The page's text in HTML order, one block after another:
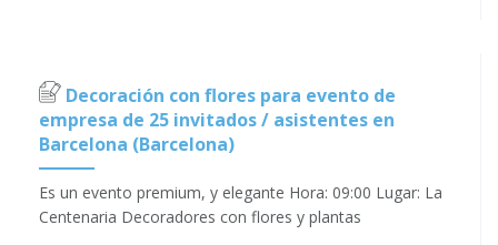
Decoración con flores para evento de
empresa de 25 invitados / asistentes en
Barcelona (Barcelona)
Es un evento premium, y elegante Hora: 09:00 Lugar: La
Centenaria Decoradores con flores y plantas